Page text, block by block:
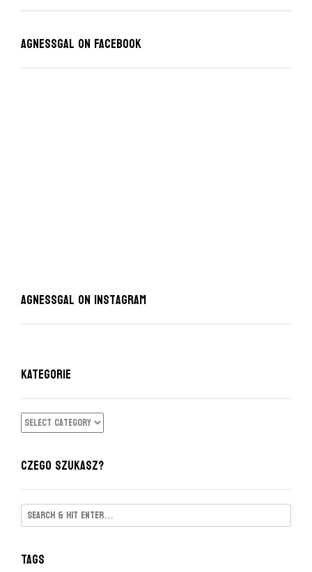
Agnessgal on Facebook
AgnessGal on Instagram
KATEGORIE
KATEGORIE
CZEGO SZUKASZ?
Tags